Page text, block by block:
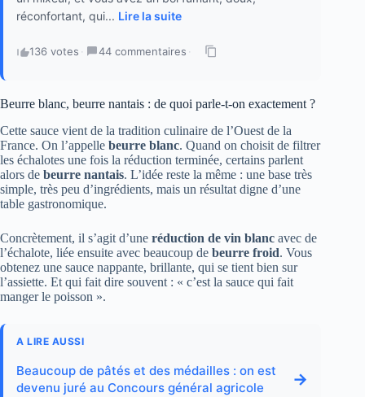
réconfortant, qui... Lire la suite
136 votes · 44 commentaires ·
Beurre blanc, beurre nantais : de quoi parle-t-on exactement ?
Cette sauce vient de la tradition culinaire de l’Ouest de la
France. On l’appelle beurre blanc. Quand on choisit de filtrer
les échalotes une fois la réduction terminée, certains parlent
alors de beurre nantais. L’idée reste la même : une base très
simple, très peu d’ingrédients, mais un résultat digne d’une
table gastronomique.
Concrètement, il s’agit d’une réduction de vin blanc avec de
l’échalote, liée ensuite avec beaucoup de beurre froid. Vous
obtenez une sauce nappante, brillante, qui se tient bien sur
l’assiette. Et qui fait dire souvent : « c’est la sauce qui fait
manger le poisson ».
A LIRE AUSSI
Beaucoup de pâtés et des médailles : on est
devenu juré au Concours général agricole
→